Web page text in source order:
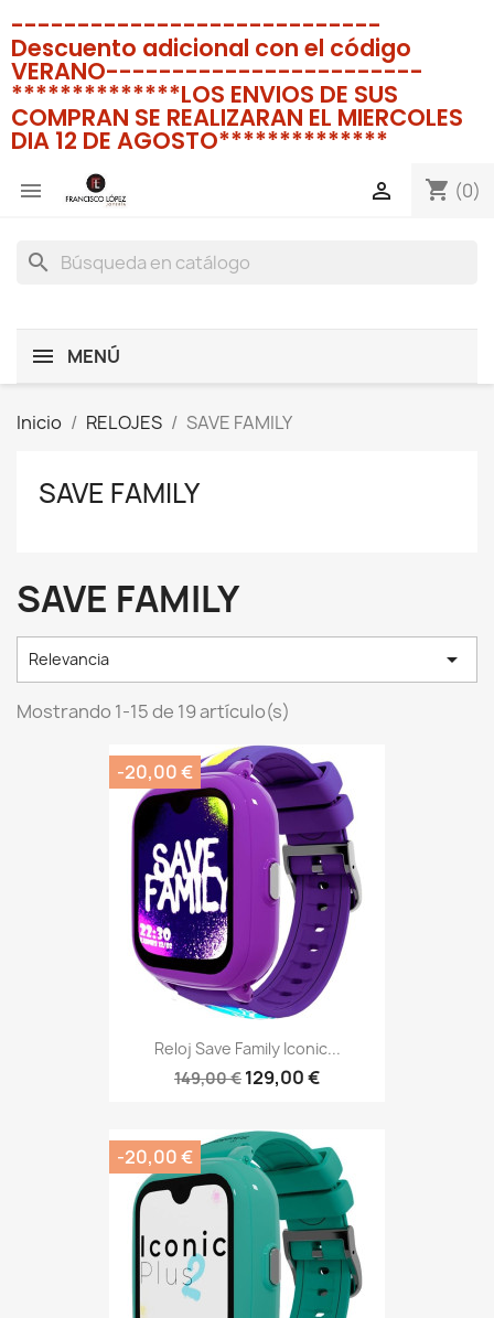
----------------------------
Descuento adicional con el código
VERANO------------------------
**************LOS ENVIOS DE SUS
COMPRAN SE REALIZARAN EL MIERCOLES
DIA 12 DE AGOSTO**************
 shopping_cart (0)

search
MENÚ
Inicio RELOJES SAVE FAMILY
SAVE FAMILY
SAVE FAMILY
Relevancia 
Mostrando 1-15 de 19 artículo(s)
Reloj Save Family Iconic...
149,00 € 129,00 €
-20,00 €
-20,00 €